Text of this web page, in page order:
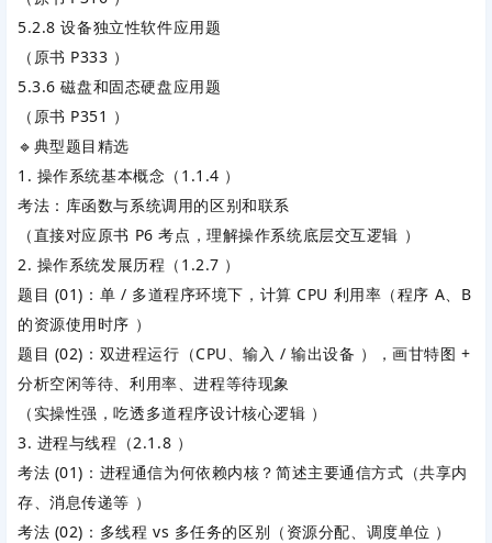
5.2.8 设备独立性软件应用题
（原书 P333 ）
5.3.6 磁盘和固态硬盘应用题
（原书 P351 ）
🔹典型题目精选
1. 操作系统基本概念（1.1.4 ）
考法： 库函数与系统调用的区别和联系
（直接对应原书 P6 考点，理解操作系统底层交互逻辑 ）
2. 操作系统发展历程（1.2.7 ）
题目 (01)：单 / 多道程序环境下，计算 CPU 利用率（程序 A、B
的资源使用时序 ）
题目 (02)：双进程运行（CPU、输入 / 输出设备 ），画甘特图 +
分析空闲等待、利用率、进程等待现象
（实操性强，吃透多道程序设计核心逻辑 ）
3. 进程与线程（2.1.8 ）
考法 (01)：进程通信为何依赖内核？简述主要通信方式（共享内
存、消息传递等 ）
考法 (02)：多线程 vs 多任务的区别（资源分配、调度单位 ）